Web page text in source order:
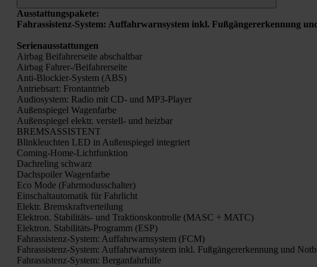
Aus­stat­tungs­pa­ke­te:
Fahr­as­sis­tenz-Sys­tem: Auf­fahr­warn­sys­tem inkl. Fuß­gän­ger­erken­nung
Seri­en­aus­stat­tun­gen
Air­bag Bei­fah­rer­sei­te abschalt­bar
Air­bag Fah­rer-/Bei­fah­rer­sei­te
Anti-Blo­ckier-Sys­tem (ABS)
Antriebs­art: Front­an­trieb
Audio­sys­tem: Radio mit CD- und MP3-Play­er
Außen­spie­gel Wagen­far­be
Außen­spie­gel elektr. ver­stell- und heiz­bar
BREMSASSISTENT
Blink­leuch­ten LED in Außen­spie­gel inte­griert
Coming-Home-Licht­funk­ti­on
Dach­re­ling schwarz
Dach­spoi­ler Wagen­far­be
Eco Mode (Fahr­mo­dus­schal­ter)
Ein­schalt­au­to­ma­tik für Fahr­licht
Elektr. Brems­kraft­ver­tei­lung
Elek­tron. Sta­bi­li­täts- und Trak­ti­ons­kon­trol­le (MASC + MATC)
Elek­tron. Sta­bi­li­täts-Pro­gramm (ESP)
Fahr­as­sis­tenz-Sys­tem: Auf­fahr­warn­sys­tem (FCM)
Fahr­as­sis­tenz-Sys­tem: Auf­fahr­warn­sys­tem inkl. Fuß­gän­ger­erken­nung und
Fahr­as­sis­tenz-Sys­tem: Berg­an­fahr­hil­fe